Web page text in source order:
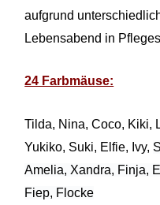
aufgrund
Lebensabend in
24 Farbmäuse:
Tilda, Nina, Coco, Kiki,
Yukiko, Suki, Elfie, Ivy,
Amelia, Xandra, Finja,
Fiep, Flocke